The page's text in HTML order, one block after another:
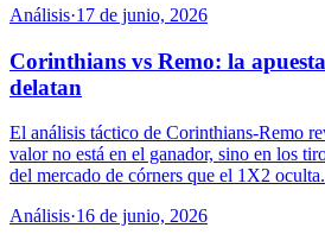
Análisis·17 de junio, 2026
Corinthians vs Remo: la
delatan
El análisis táctico de Corinthians-Remo
valor no está en el ganador, sino en los
del mercado de córners que el 1X2 oculta.
Análisis·16 de junio, 2026